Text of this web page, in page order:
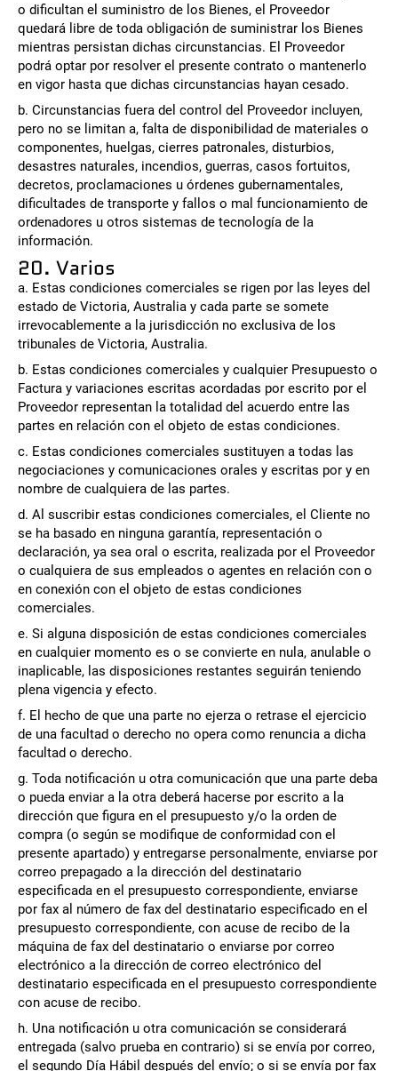
o dificultan el suministro de los Bienes, el Proveedor
quedará libre de toda obligación de suministrar los Bienes
mientras persistan dichas circunstancias. El Proveedor
podrá optar por resolver el presente contrato o mantenerlo
en vigor hasta que dichas circunstancias hayan cesado.
b. Circunstancias fuera del control del Proveedor incluyen,
pero no se limitan a, falta de disponibilidad de materiales o
componentes, huelgas, cierres patronales, disturbios,
desastres naturales, incendios, guerras, casos fortuitos,
decretos, proclamaciones u órdenes gubernamentales,
dificultades de transporte y fallos o mal funcionamiento de
ordenadores u otros sistemas de tecnología de la
información.
20. Varios
a. Estas condiciones comerciales se rigen por las leyes del
estado de Victoria, Australia y cada parte se somete
irrevocablemente a la jurisdicción no exclusiva de los
tribunales de Victoria, Australia.
b. Estas condiciones comerciales y cualquier Presupuesto o
Factura y variaciones escritas acordadas por escrito por el
Proveedor representan la totalidad del acuerdo entre las
partes en relación con el objeto de estas condiciones.
c. Estas condiciones comerciales sustituyen a todas las
negociaciones y comunicaciones orales y escritas por y en
nombre de cualquiera de las partes.
d. Al suscribir estas condiciones comerciales, el Cliente no
se ha basado en ninguna garantía, representación o
declaración, ya sea oral o escrita, realizada por el Proveedor
o cualquiera de sus empleados o agentes en relación con o
en conexión con el objeto de estas condiciones
comerciales.
e. Si alguna disposición de estas condiciones comerciales
en cualquier momento es o se convierte en nula, anulable o
inaplicable, las disposiciones restantes seguirán teniendo
plena vigencia y efecto.
f. El hecho de que una parte no ejerza o retrase el ejercicio
de una facultad o derecho no opera como renuncia a dicha
facultad o derecho.
g. Toda notificación u otra comunicación que una parte deba
o pueda enviar a la otra deberá hacerse por escrito a la
dirección que figura en el presupuesto y/o la orden de
compra (o según se modifique de conformidad con el
presente apartado) y entregarse personalmente, enviarse por
correo prepagado a la dirección del destinatario
especificada en el presupuesto correspondiente, enviarse
por fax al número de fax del destinatario especificado en el
presupuesto correspondiente, con acuse de recibo de la
máquina de fax del destinatario o enviarse por correo
electrónico a la dirección de correo electrónico del
destinatario especificada en el presupuesto correspondiente
con acuse de recibo.
h. Una notificación u otra comunicación se considerará
entregada (salvo prueba en contrario) si se envía por correo,
el segundo Día Hábil después del envío; o si se envía por fax